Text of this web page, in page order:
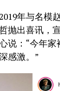
年与名
抛出喜讯，
说：“今年
感激。”